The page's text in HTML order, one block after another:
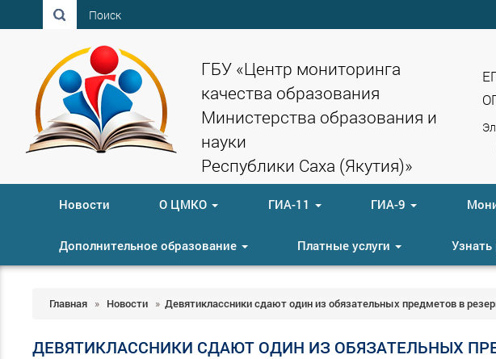
Поиск
ГБУ «Центр мониторинга
качества образования
Министерства образования и
науки
Республики Саха (Якутия)»
Новости О ЦМКО ГИА-11 ГИА-9
Дополнительное образование Платные услуги Узнать
Главная » Новости » Девятиклассники сдают один из обязательных предметов в
ДЕВЯТИКЛАССНИКИ СДАЮТ ОДИН ИЗ ОБЯЗАТЕЛЬНЫХ